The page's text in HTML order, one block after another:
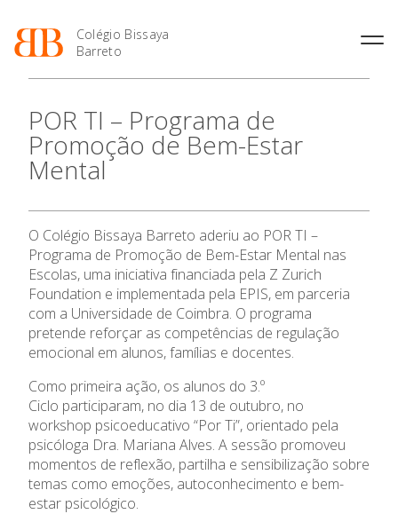
Colégio Bissaya
Barreto
O Colégio
Projeto Educativo
Organização
Colaboradores Docentes
Instalações
Ofertas de emprego
Regulamentos
Jornal “O Coreto”
Privacidade
Oferta Formativa
Enriquecimento Curricular
Oferta Curricular
Atividades Extracurriculares
Atividades de Interrupção
Letiva
Academia de Línguas
Ensino Profissional
Profissionais
Matrículas
Horários e Manuais
Termalismo
Curso de Técnico/a de Apoio
à Família e à Comunidade
Ofertas de Emprego
Ano Letivo
2027
Calendários
Portal do Professor
de Educação
SIGE
Secretariado de Exames
Admissão
Informações
POR TI – Programa de
Promoção de Bem-Estar
Mental
O Colégio Bissaya Barreto aderiu ao POR TI –
Programa de Promoção de Bem-Estar Mental nas
Escolas, uma iniciativa financiada pela Z Zurich
Foundation e implementada pela EPIS, em parceria
com a Universidade de Coimbra. O programa
pretende reforçar as competências de regulação
emocional em alunos, famílias e docentes.
Como primeira ação, os alunos do 3.º
Ciclo participaram, no dia 13 de outubro, no
workshop psicoeducativo “Por Ti”, orientado pela
psicóloga Dra. Mariana Alves. A sessão promoveu
momentos de reflexão, partilha e sensibilização sobre
temas como emoções, autoconhecimento e bem-
estar psicológico.